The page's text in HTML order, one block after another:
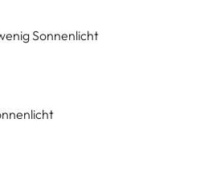
Sonnenlicht